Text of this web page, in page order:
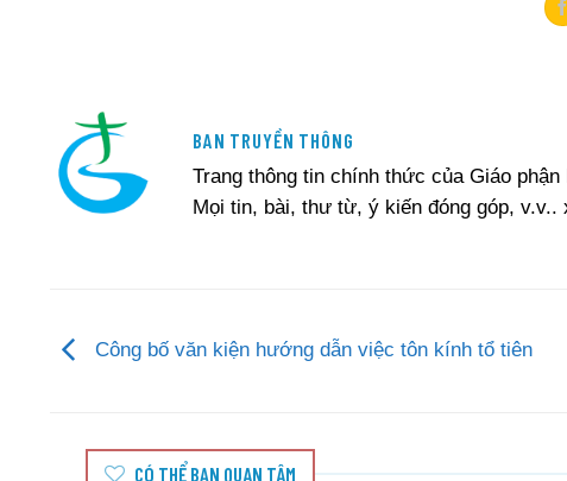
BAN TRUYỀN THÔNG
Trang thông tin chính thức của Giáo
Mọi tin, bài, thư từ, ý kiến đóng góp,
Công bố văn kiện hướng dẫn việc tôn kính tổ tiên
CÓ THỂ BẠN QUAN TÂM